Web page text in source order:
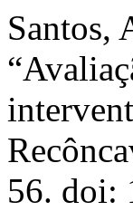
Santos,
56. doi: